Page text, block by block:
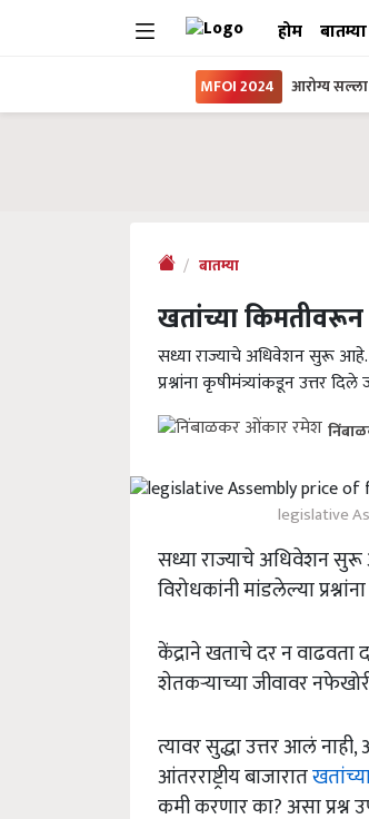
होम बातम्या
MFOI 2024 आरोग्य सल्ला
बातम्या
खतांच्या
सध्या राज्याचे अधिवेशन सुरू आहे.
प्रश्नांना कृषीमंत्र्यांकडून उत्तर
legislative
सध्या राज्याचे अधिवेशन सुरू
विरोधकांनी मांडलेल्या
केंद्राने खताचे दर न
शेतकऱ्याच्या जीवावर
त्यावर सुद्धा उत्तर आलं
आंतरराष्ट्रीय बाजारात
कमी करणार का? असा प्रश्न